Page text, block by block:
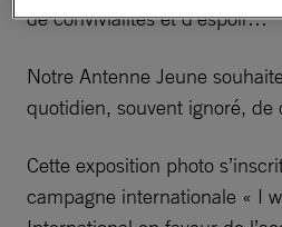
de convivialités et d’espoir…
Notre Antenne Jeune
quotidien, souvent ignoré, de
Cette exposition photo
campagne internationale « I